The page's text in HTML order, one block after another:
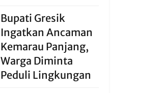
Bupati Gresik
Ingatkan Ancaman
Kemarau Panjang,
Warga Diminta
Peduli Lingkungan